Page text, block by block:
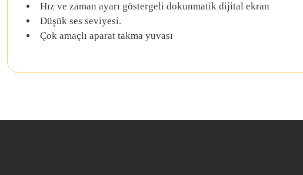
Hız ve zaman ayarı göstergeli dokunmatik dijital ekran
Düşük ses seviyesi.
Çok amaçlı aparat takma yuvası